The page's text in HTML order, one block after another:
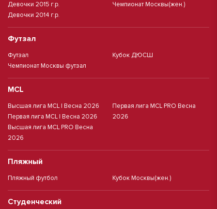
Девочки 2015 г.р.
Девочки 2014 г.р.
Чемпионат Москвы(жен.)
Футзал
Футзал
Чемпионат Москвы футзал
Кубок ДЮСШ
MCL
Высшая лига MCL | Весна 2026
Первая лига MCL | Весна 2026
Высшая лига MCL PRO Весна
2026
Первая лига MCL PRO Весна
2026
Пляжный
Пляжный футбол Кубок Москвы(жен.)
Студенческий